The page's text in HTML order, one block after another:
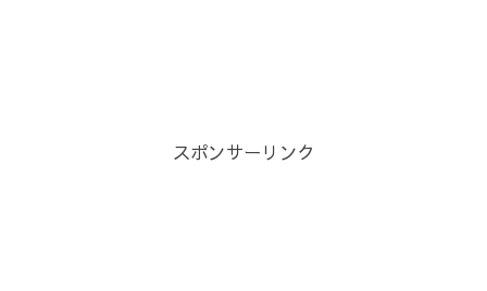
スポンサーリンク